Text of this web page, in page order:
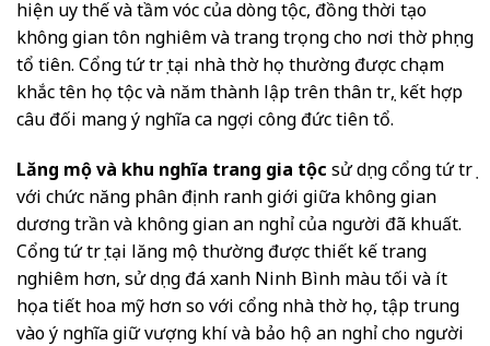
hiện uy thế và tầm vóc của dòng tộc, đồng thời tạo
không gian tôn nghiêm và trang trọng cho nơi thờ phụng
tổ tiên. Cổng tứ trụ tại nhà thờ họ thường được chạm
khắc tên họ tộc và năm thành lập trên thân trụ, kết hợp
câu đối mang ý nghĩa ca ngợi công đức tiên tổ.
Lăng mộ và khu nghĩa trang gia tộc sử dụng cổng tứ trụ
với chức năng phân định ranh giới giữa không gian
dương trần và không gian an nghỉ của người đã khuất.
Cổng tứ trụ tại lăng mộ thường được thiết kế trang
nghiêm hơn, sử dụng đá xanh Ninh Bình màu tối và ít
họa tiết hoa mỹ hơn so với cổng nhà thờ họ, tập trung
vào ý nghĩa giữ vượng khí và bảo hộ an nghỉ cho người